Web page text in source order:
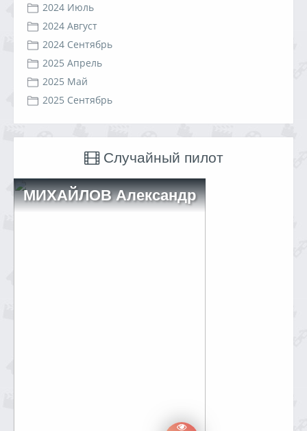
2024 Июль
2024 Август
2024 Сентябрь
2025 Апрель
2025 Май
2025 Сентябрь
Случайный пилот
МИХАЙЛОВ Александр